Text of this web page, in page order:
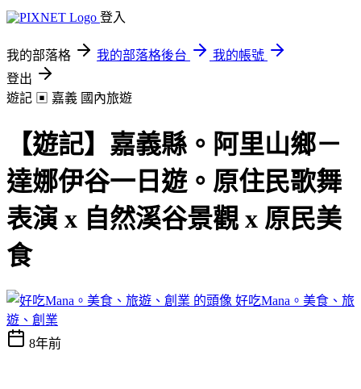
登入
我的部落格 我的部落格後台
我的帳號
登出
遊記 ▣ 嘉義 國內旅遊
【遊記】嘉義縣。阿里山鄉－
達娜伊谷一日遊。原住民歌舞
表演 x 自然溪谷景觀 x 原民美
食
好吃Mana。美食、旅
遊、創業
8年前